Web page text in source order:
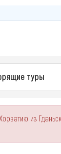
туры
из